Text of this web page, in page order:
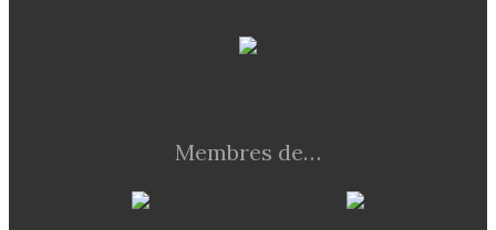
Membres de…